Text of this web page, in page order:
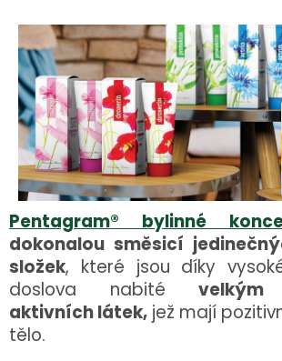
Pentagram® bylinné
dokonalou směsicí
složek, které jsou díky
doslova nabitévelkým
aktivních látek, jež mají
tělo.